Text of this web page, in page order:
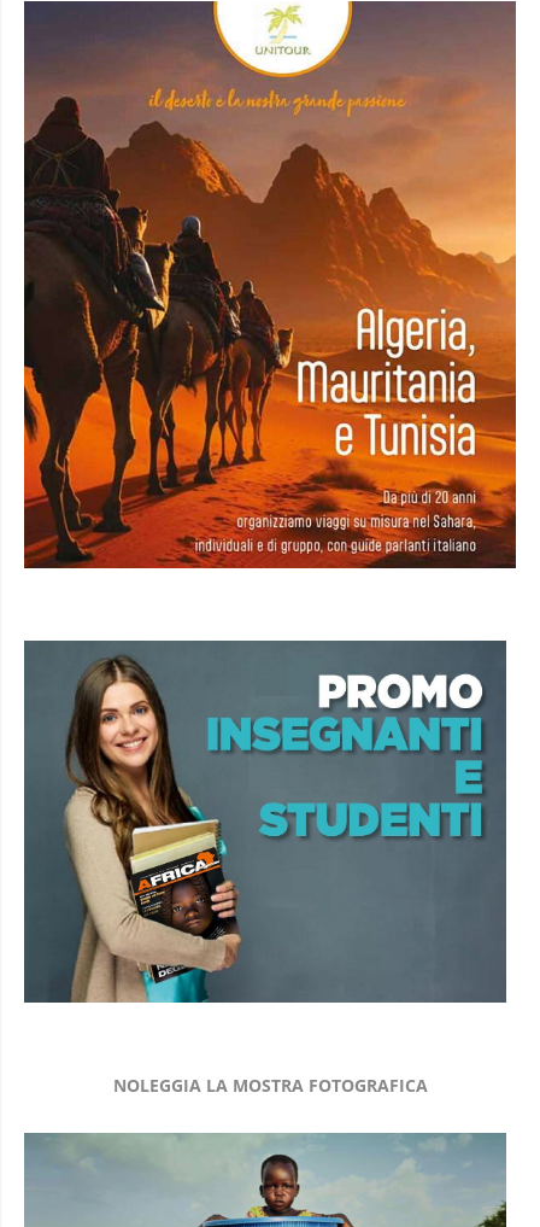
NOLEGGIA LA MOSTRA FOTOGRAFICA